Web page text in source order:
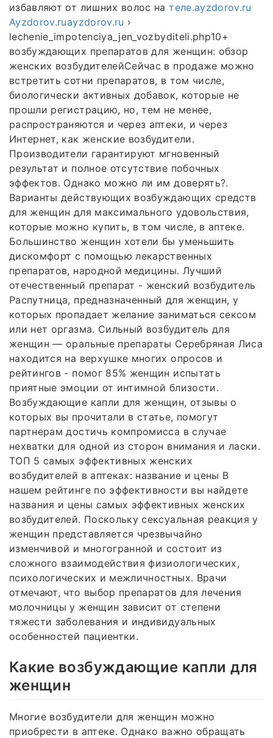
избавляют от лишних волос нателе.ayzdorov.ru
Ayzdorov.ruayzdorov.ru ›
lechenie_impotenciya_jen_vozbyditeli.php10+
возбуждающих препаратов для женщин: обзор
женских возбудителейСейчас в продаже можно
встретить сотни препаратов, в том числе,
биологически активных добавок, которые не
прошли регистрацию, но, тем не менее,
распространяются и через аптеки, и через
Интернет, как женские возбудители.
Производители гарантируют мгновенный
результат и полное отсутствие побочных
эффектов. Однако можно ли им доверять?.
Варианты действующих возбуждающих средств
для женщин для максимального удовольствия,
которые можно купить, в том числе, в аптеке.
Большинство женщин хотели бы уменьшить
дискомфорт с помощью лекарственных
препаратов, народной медицины. Лучший
отечественный препарат - женский возбудитель
Распутница, предназначенный для женщин, у
которых пропадает желание заниматься сексом
или нет оргазма. Сильный возбудитель для
женщин — оральные препараты Серебряная Лиса
находится на верхушке многих опросов и
рейтингов - помог 85% женщин испытать
приятные эмоции от интимной близости.
Возбуждающие капли для женщин, отзывы о
которых вы прочитали в статье, помогут
партнерам достичь компромисса в случае
нехватки для одной из сторон внимания и ласки.
ТОП 5 самых эффективных женских
возбудителей в аптеках: название и цены В
нашем рейтинге по эффективности вы найдете
названия и цены самых эффективных женских
возбудителей. Поскольку сексуальная реакция у
женщин представляется чрезвычайно
изменчивой и многогранной и состоит из
сложного взаимодействия физиологических,
психологических и межличностных. Врачи
отмечают, что выбор препаратов для лечения
молочницы у женщин зависит от степени
тяжести заболевания и индивидуальных
особенностей пациентки.
Какие возбуждающие капли для
женщин
Многие возбудители для женщин можно
приобрести в аптеке. Однако важно обращать